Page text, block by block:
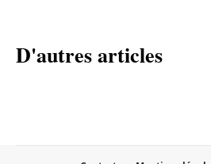
D'autres articles